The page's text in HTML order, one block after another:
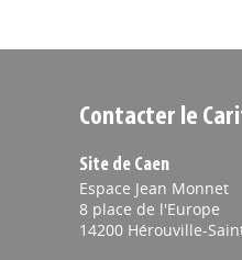
Contacter le
Site de Caen
Espace Jean Monnet
8 place de l'Europe
14200 Hérouville-